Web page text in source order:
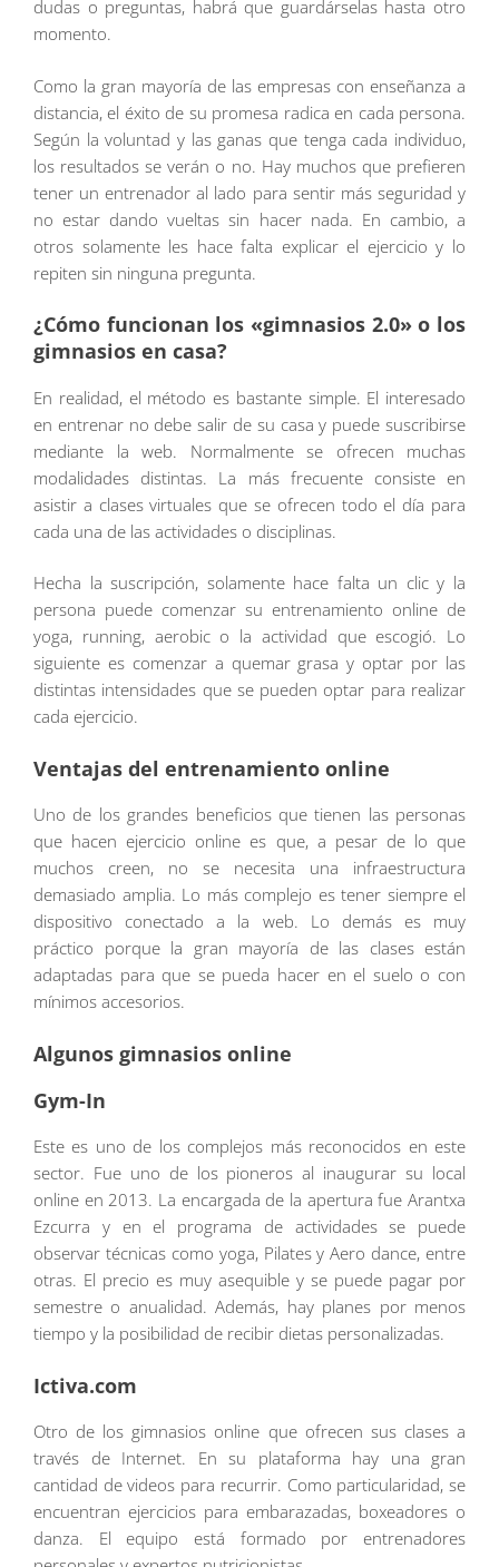
dudas o preguntas, habrá que guardárselas hasta otro
momento.
Como la gran mayoría de las empresas con enseñanza a
distancia, el éxito de su promesa radica en cada persona.
Según la voluntad y las ganas que tenga cada individuo,
los resultados se verán o no. Hay muchos que prefieren
tener un entrenador al lado para sentir más seguridad y
no estar dando vueltas sin hacer nada. En cambio, a
otros solamente les hace falta explicar el ejercicio y lo
repiten sin ninguna pregunta.
¿Cómo funcionan los «gimnasios 2.0» o los
gimnasios en casa?
En realidad, el método es bastante simple. El interesado
en entrenar no debe salir de su casa y puede suscribirse
mediante la web. Normalmente se ofrecen muchas
modalidades distintas. La más frecuente consiste en
asistir a clases virtuales que se ofrecen todo el día para
cada una de las actividades o disciplinas.
Hecha la suscripción, solamente hace falta un clic y la
persona puede comenzar su entrenamiento online de
yoga, running, aerobic o la actividad que escogió. Lo
siguiente es comenzar a quemar grasa y optar por las
distintas intensidades que se pueden optar para realizar
cada ejercicio.
Ventajas del entrenamiento online
Uno de los grandes beneficios que tienen las personas
que hacen ejercicio online es que, a pesar de lo que
muchos creen, no se necesita una infraestructura
demasiado amplia. Lo más complejo es tener siempre el
dispositivo conectado a la web. Lo demás es muy
práctico porque la gran mayoría de las clases están
adaptadas para que se pueda hacer en el suelo o con
mínimos accesorios.
Algunos gimnasios online
Gym-In
Este es uno de los complejos más reconocidos en este
sector. Fue uno de los pioneros al inaugurar su local
online en 2013. La encargada de la apertura fue Arantxa
Ezcurra y en el programa de actividades se puede
observar técnicas como yoga, Pilates y Aero dance, entre
otras. El precio es muy asequible y se puede pagar por
semestre o anualidad. Además, hay planes por menos
tiempo y la posibilidad de recibir dietas personalizadas.
Ictiva.com
Otro de los gimnasios online que ofrecen sus clases a
través de Internet. En su plataforma hay una gran
cantidad de videos para recurrir. Como particularidad, se
encuentran ejercicios para embarazadas, boxeadores o
danza. El equipo está formado por entrenadores